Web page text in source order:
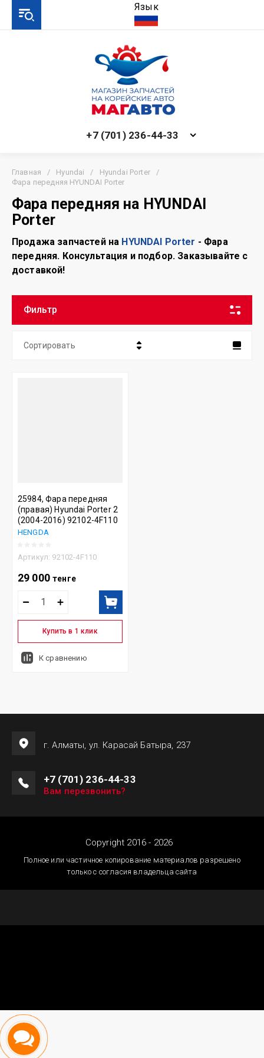
+7 (701) 236-44-33
Главная / Hyundai / Hyundai Porter
/
Фара передняя HYUNDAI Porter
Фара передняя на HYUNDAI
Porter
Продажа запчастей на HYUNDAI Porter - Фара
передняя. Консультация и подбор. Заказывайте с
доставкой!
Фильтр
Сортировать
25984, Фара передняя
(правая) Hyundai Porter 2
(2004-2016) 92102-4F110
HENGDA
Артикул: 92102-4F110
29 000 тенге
Купить в 1 клик
К сравнению
г. Алматы, ул. Карасай Батыра, 237
+7 (701) 236-44-33
Вам перезвонить?
Copyright 2016 - 2026
Полное или частичное копирование материалов разрешено
только с согласия владельца сайта
Язык